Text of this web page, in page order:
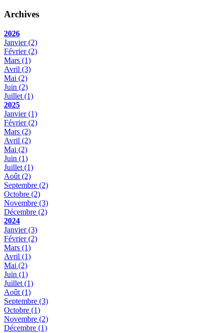
Archives
2026
Janvier(2)
Février(2)
Mars (1)
Avril (3)
Mai (2)
Juin (2)
Juillet (1)
2025
Janvier(1)
Février(2)
Mars (2)
Avril (2)
Mai (2)
Juin (1)
Juillet (1)
Août (2)
Septembre (2)
Octobre (2)
Novembre (3)
Décembre (2)
2024
Janvier(3)
Février(2)
Mars (1)
Avril (1)
Mai (2)
Juin (1)
Juillet (1)
Août (1)
Septembre (3)
Octobre (1)
Novembre (2)
Décembre (1)